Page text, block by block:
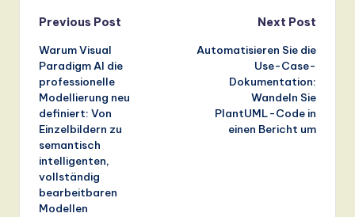
Post
navigation
Previous Post
Warum Visual
Paradigm AI die
professionelle
Modellierung neu
definiert: Von
Einzelbildern zu
semantisch
intelligenten,
vollständig
bearbeitbaren
Modellen
Next Post
Automatisieren Sie die
Use-Case-
Dokumentation:
Wandeln Sie
PlantUML-Code in
einen Bericht um